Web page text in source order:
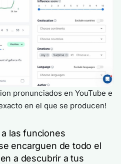
pronunciados en YouTube e
en el que se producen!
las funciones
encarguen de todo el
a descubrir a tus